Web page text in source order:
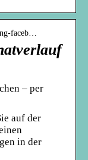
faceb…
– per
auf der
in der